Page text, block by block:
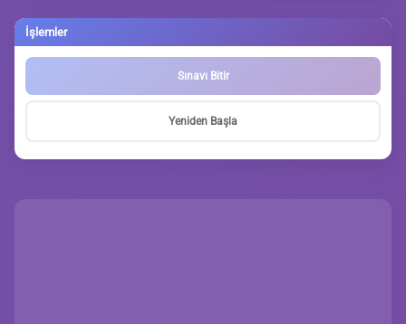
İşlemler
Sınavı Bitir
Yeniden Başla